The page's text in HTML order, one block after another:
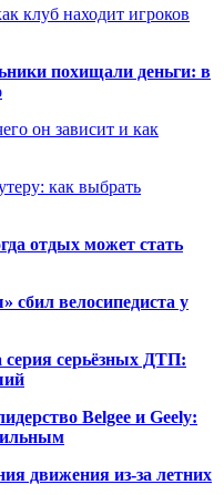
клуб находит игроков
похищали деньги: в
он зависит и как
как выбрать
отдых может стать
сбил велосипедиста у
серия серьёзных ДТП:
Belgee и Geely:
движения из-за летних